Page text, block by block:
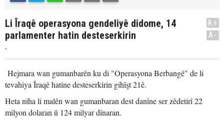
Li Îraqê operasyona gendeliyê didome, 14
parlamenter hatin desteserkirin
.
A+
A-
Hejmara wan gumanbarên ku di "Operasyona Berbangê" de li
tevahiya Îraqê hatine desteserkirin gihîşt 21ê.
Heta niha li malên wan gumanbaran dest danîne ser zêdetirî 22
milyon dolaran û 124 milyar dînaran.